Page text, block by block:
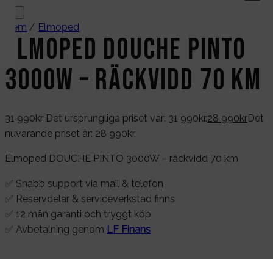
Hem / Elmoped
Elmoped DOUCHE PINTO
3000W – räckvidd 70 km
31 990kr Det ursprungliga priset var: 31 990kr.28 990krDet
nuvarande priset är: 28 990kr.
Elmoped DOUCHE PINTO 3000W – räckvidd 70 km
✅ Snabb support via mail & telefon
✅ Reservdelar & serviceverkstad finns
✅ 12 mån garanti och tryggt köp
✅ Avbetalning genom LF Finans